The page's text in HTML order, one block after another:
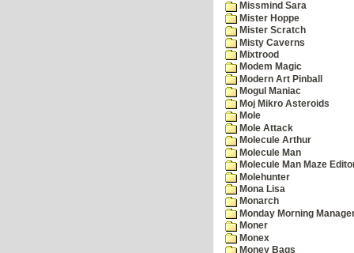
Missmind Sara
Mister Hoppe
Mister Scratch
Misty Caverns
Mixtrood
Modem Magic
Modern Art Pinball
Mogul Maniac
Moj Mikro Asteroids
Mole
Mole Attack
Molecule Arthur
Molecule Man
Molecule Man Maze
Molehunter
Mona Lisa
Monarch
Monday Morning
Moner
Monex
Money Bags